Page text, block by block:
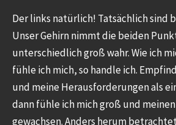
Der links natürlich! Tatsächlich sind
Unser Gehirn nimmt die beiden
unterschiedlich groß wahr. Wie ich
fühle ich mich, so handle ich.
und meine Herausforderungen als
dann fühle ich mich groß und
gewachsen. Anders herum